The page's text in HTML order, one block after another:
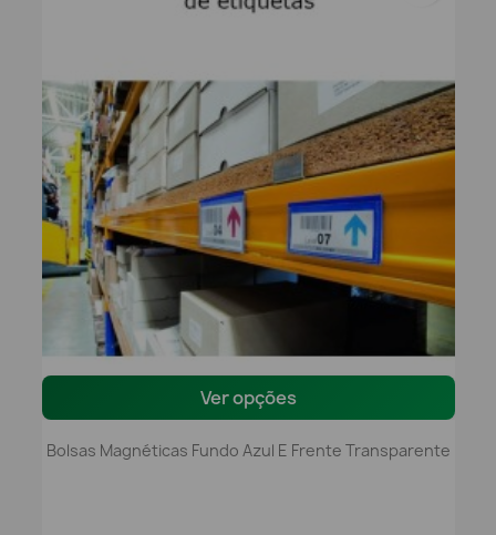
Ver opções
Bolsas Magnéticas Fundo Azul E Frente Transparente